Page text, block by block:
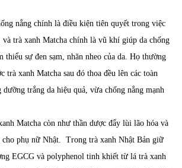
nắng chính là điều kiện tiên quyết trong việc
và trà xanh Matcha chính là vũ khí giúp da chống
thiểu sự đen sạm, nhăn nheo của da. Họ thường
trà xanh Matcha sau đó thoa đều lên các toàn
trắng da hiệu quả, vừa chống nắng mạnh
Matcha còn như thần dược đẩy lùi lão hóa và
cho phụ nữ Nhật. Trong trà xanh Nhật Bản giữ
EGCG và polyphenol tinh khiết từ lá trà xanh